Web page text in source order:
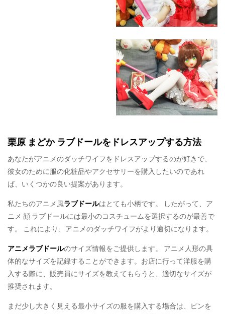
栗原 まどか ラブドールをドレスアップする方法
あなたがアニメのダッチワイフをドレスアップするのが好きで、
彼女のために服の化粧品やアクセサリーを購入したいのであれ
ば、いくつかの良い提案があります。
私たちのアニメ風ラブドールはとても小柄です。 したがって、ア
ニメ 顔 ラブドールには最小のコスチュームを選択するのが最善で
す。 これにより、アニメのダッチワイフがより適切になります。
アニメラブドールのサイズ情報をご提供します。 アニメ人形の具
体的なサイズを記録することができます。お店に行って洋服を購
入する際に、販売員にサイズを教えてもらうと、適切なサイズが
推奨されます。
まだ少し大きく見える最小サイズの服を購入する場合は、ピンを